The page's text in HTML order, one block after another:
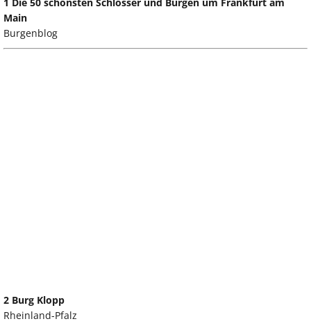
Main
Burgenblog
2 Burg Klopp
Rheinland-Pfalz